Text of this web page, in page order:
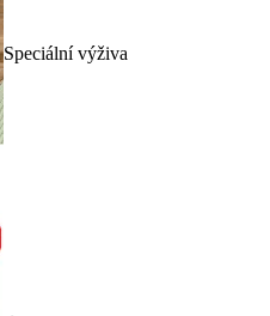
Speciální výživa